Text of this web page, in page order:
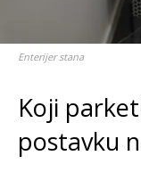
Enterijer stana
Koji
postavku